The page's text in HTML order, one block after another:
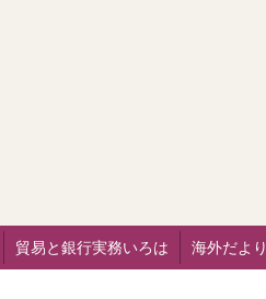
貿易と銀行実務いろは 海外だより